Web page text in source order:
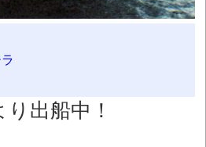
出船中！